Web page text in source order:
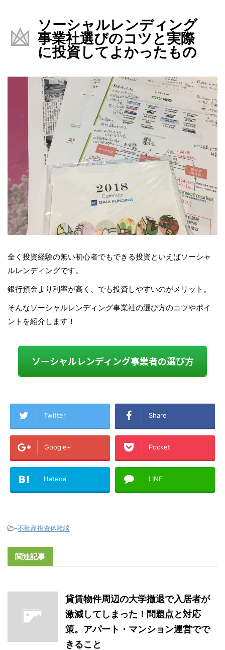
ソーシャルレンディング
事業社選びのコツと実際
に投資してよかったもの
全く投資経験の無い初心者でもできる投資といえばソーシャ
ルレンディングです。
銀行預金より利率が高く、でも投資しやすいのがメリット。
そんなソーシャルレンディング事業社の選び方のコツやポイ
ントを紹介します！
ソーシャルレンディング事業者の選び方
Twitter Share
Google+ Pocket
Hatena LINE
-不動産投資体験談
関連記事
貸賃物件周辺の大学撤退で入居者が
激減してしまった！問題点と対応
策。アパート・マンション運営でで
きること